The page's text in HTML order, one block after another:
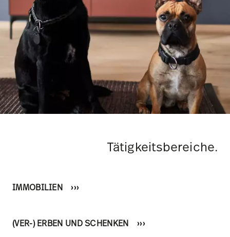
Tätigkeitsbereiche.
IMMOBILIEN
(VER-) ERBEN UND SCHENKEN